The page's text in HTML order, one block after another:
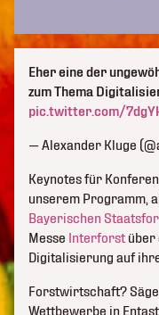
Eher eine der
zum Thema
pic.twitter.com/
— Alexander Kluge
Keynotes für
unserem Programm,
Bayerischen
Messe Interforst über
Digitalisierung auf
Forstwirtschaft?
Wettbewerbe in